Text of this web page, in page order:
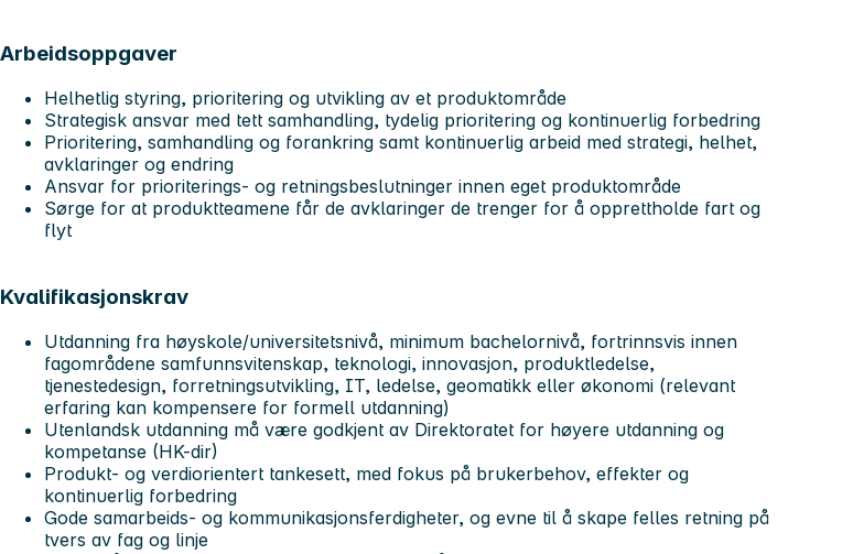
Arbeidsoppgaver
Helhetlig styring, prioritering og utvikling av et produktområde
Strategisk ansvar med tett samhandling, tydelig prioritering og kontinuerlig forbedring
Prioritering, samhandling og forankring samt kontinuerlig arbeid med strategi, helhet,
avklaringer og endring
Ansvar for prioriterings- og retningsbeslutninger innen eget produktområde
Sørge for at produktteamene får de avklaringer de trenger for å opprettholde fart og
flyt
Kvalifikasjonskrav
Utdanning fra høyskole/universitetsnivå, minimum bachelornivå, fortrinnsvis innen
fagområdene samfunnsvitenskap, teknologi, innovasjon, produktledelse,
tjenestedesign, forretningsutvikling, IT, ledelse, geomatikk eller økonomi (relevant
erfaring kan kompensere for formell utdanning)
Utenlandsk utdanning må være godkjent av Direktoratet for høyere utdanning og
kompetanse (HK-dir)
Produkt- og verdiorientert tankesett, med fokus på brukerbehov, effekter og
kontinuerlig forbedring
Gode samarbeids- og kommunikasjonsferdigheter, og evne til å skape felles retning på
tvers av fag og linje